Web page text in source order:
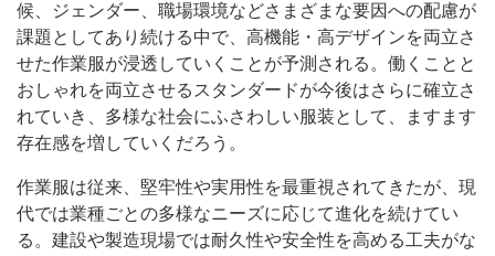
候、ジェンダー、職場環境などさまざまな要因への配慮が
課題としてあり続ける中で、高機能・高デザインを両立さ
せた作業服が浸透していくことが予測される。働くことと
おしゃれを両立させるスタンダードが今後はさらに確立さ
れていき、多様な社会にふさわしい服装として、ますます
存在感を増していくだろう。
作業服は従来、堅牢性や実用性を最重視されてきたが、現
代では業種ごとの多様なニーズに応じて進化を続けてい
る。建設や製造現場では耐久性や安全性を高める工夫がな